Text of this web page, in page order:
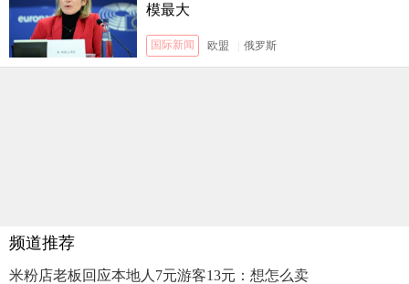
模最大
国际新闻 欧盟 俄罗斯
频道推荐
米粉店老板回应本地人7元游客13元：想怎么卖